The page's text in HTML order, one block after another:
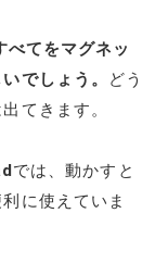
てをマグネッ
でしょう。
どう
てきます。
では、動かすと
に使えていま